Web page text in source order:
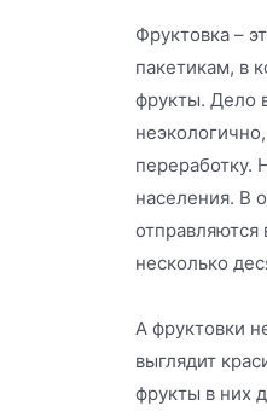
Фруктовка –
пакетикам, в
фрукты. Дело
переработку.
населения. В
отправляются
несколько
А фруктовки
выглядит
фрукты в них